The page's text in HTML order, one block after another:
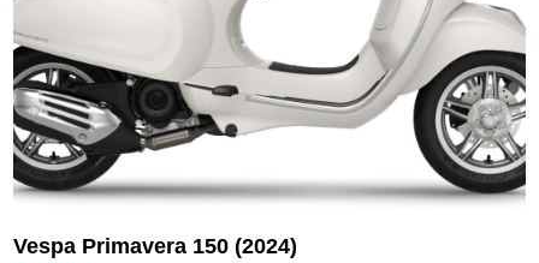
Vespa Primavera 150 (2024)